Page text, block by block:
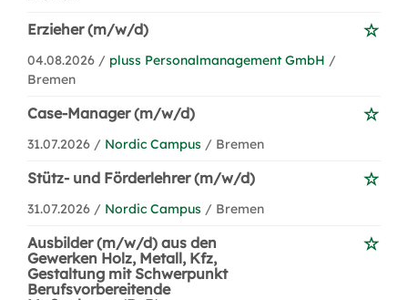
Erzieher (m/w/d)
04.08.2026 / pluss Personalmanagement GmbH /
Bremen
Case-Manager (m/w/d)
31.07.2026 / Nordic Campus / Bremen
Stütz- und Förderlehrer (m/w/d)
31.07.2026 / Nordic Campus / Bremen
Ausbilder (m/w/d) aus den
Gewerken Holz, Metall, Kfz,
Gestaltung mit Schwerpunkt
Berufsvorbereitende